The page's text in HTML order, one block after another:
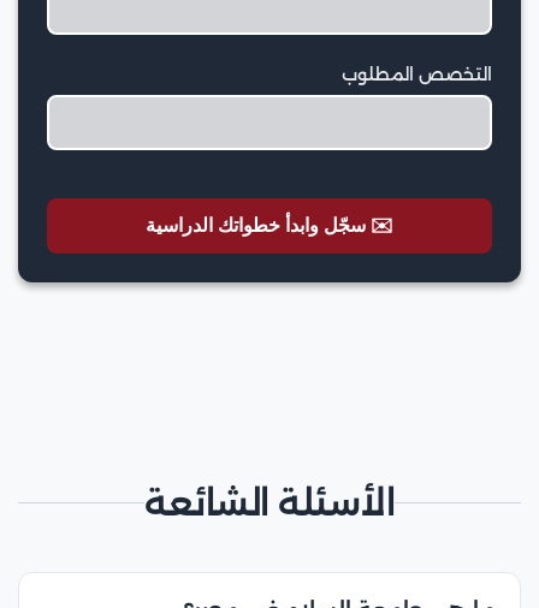
التخصص المطلوب
✉️ سجّل وابدأ خطواتك الدراسية
الأسئلة الشائعة